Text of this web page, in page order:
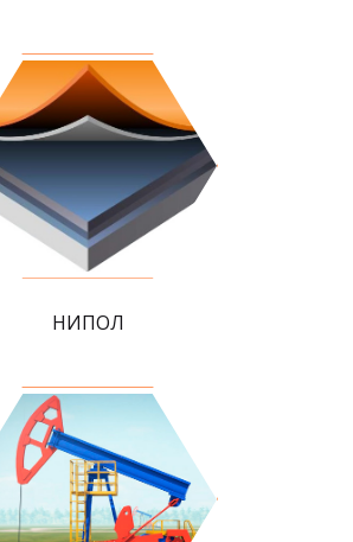
НИПОЛ